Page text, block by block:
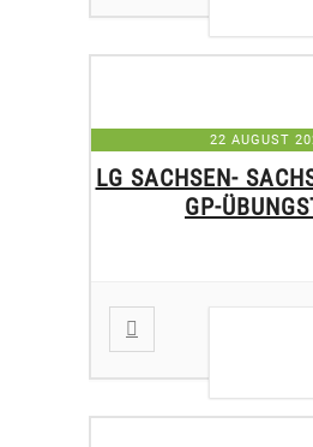
22 AUGUST
LG SACHSEN-
GP-